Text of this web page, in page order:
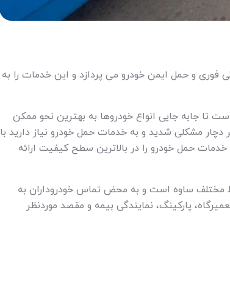
و حمل ایمن خودرو می پردازد و این خدمات را به
تا جابه جایی انواع خودروها به بهترین نحو ممکن
دچار مشکلی شدید و به خدمات حمل خودرو نیاز دارید با
حمل خودرو را در بالاترین سطح کیفیت ارائه
مختلف ساوه است و به محض تماس خودروداران به
پارکینگ، نمایندگی بیمه و مقصد موردنظر